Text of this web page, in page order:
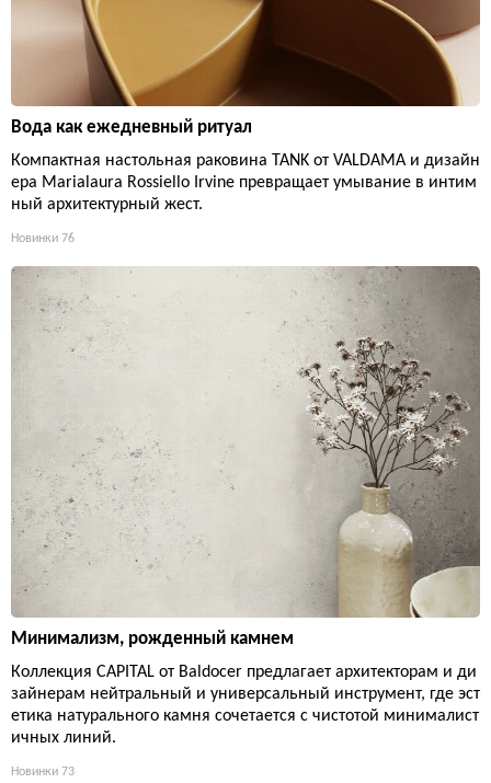
Вода как ежедневный ритуал
Компактная настольная раковина TANK от VALDAMA и дизайн
ера Marialaura Rossiello Irvine превращает умывание в интим
ный архитектурный жест.
Новинки 76
Минимализм, рожденный камнем
Коллекция CAPITAL от Baldocer предлагает архитекторам и ди
зайнерам нейтральный и универсальный инструмент, где эст
етика натурального камня сочетается с чистотой минималист
ичных линий.
Новинки 73